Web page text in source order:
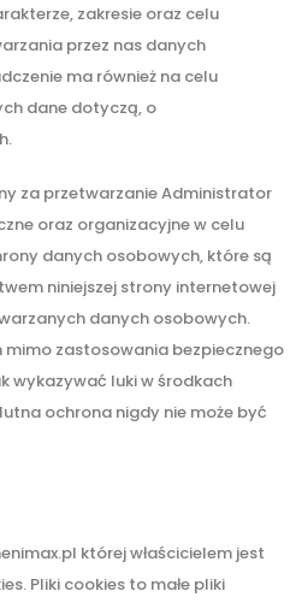
zakresie oraz celu
przez nas danych
ma również na celu
dane dotyczą, o
za przetwarzanie Administrator
oraz organizacyjne w celu
danych osobowych, które są
niniejszej strony internetowej
danych osobowych.
mimo zastosowania bezpiecznego
wykazywać luki w środkach
ochrona nigdy nie może być
której właścicielem jest
Pliki cookies to małe pliki